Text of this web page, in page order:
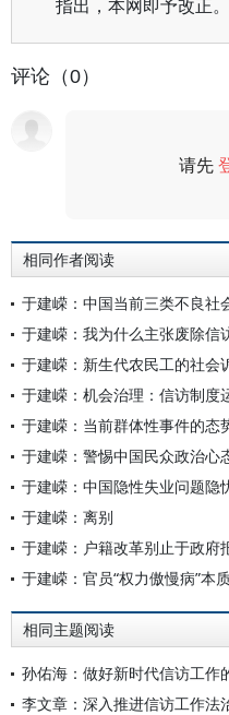
指出，本网即予改正。
评论（0）
请先
相同作者阅读
于建嵘：中国当前三类不良社
于建嵘：我为什么主张废除信
于建嵘：新生代农民工的社会
于建嵘：机会治理：信访制度
于建嵘：当前群体性事件的态
于建嵘：警惕中国民众政治心
于建嵘：中国隐性失业问题隐
于建嵘：离别
于建嵘：户籍改革别止于政府
于建嵘：官员“权力傲慢病”本
相同主题阅读
孙佑海：做好新时代信访工作